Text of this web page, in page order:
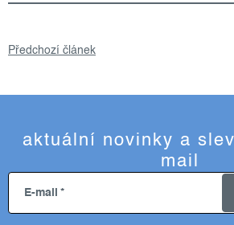
Předchozí článek
aktuální novinky a
mail
E-mail